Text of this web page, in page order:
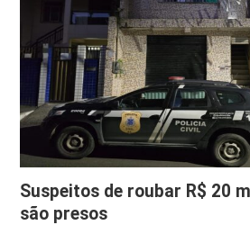
Suspeitos de roubar R$ 20
são presos